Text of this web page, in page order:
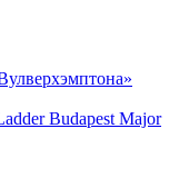
Budapest Major